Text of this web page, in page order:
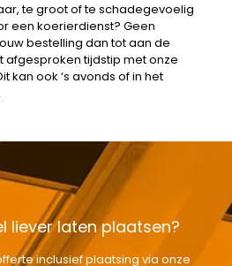
te groot of te schadegevoelig
een koerierdienst? Geen
bestelling dan tot aan de
tijdstip met onze
kan ook ‘s avonds of in het
liever laten plaatsen?
inclusief plaatsing via onze